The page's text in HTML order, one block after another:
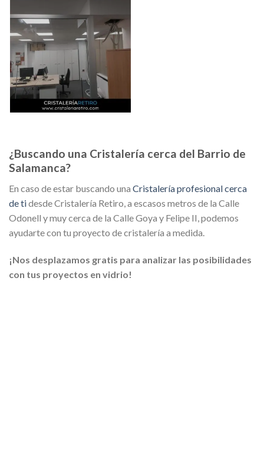
¿Buscando una Cristalería cerca del Barrio de
Salamanca?
En caso de estar buscando una Cristalería profesional cerca
de tidesde Cristalería Retiro, a escasos metros de la Calle
Odonell y muy cerca de la Calle Goya y Felipe II, podemos
ayudarte con tu proyecto de cristalería a medida.
¡Nos desplazamos gratis para analizar las posibilidades
con tus proyectos en vidrio!